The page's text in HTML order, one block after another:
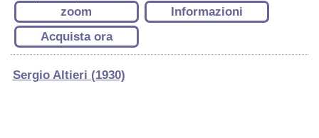
zoom
Informazioni
Acquista ora
Sergio Altieri (1930)